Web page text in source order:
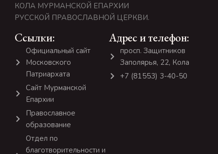
КОЛА МУРМАНСКОЙ ЕПАРХИИ
РУССКОЙ ПРАВОСЛАВНОЙ ЦЕРКВИ.
Ссылки:
Официальный сайт
Московского
Патриархата
Сайт Мурманской
Епархии
Православное
образование
Отдел по
благотворительности и
Адрес и телефон:
просп. Защитников
Заполярья, 22, Кола
+7 (81553) 3-40-50